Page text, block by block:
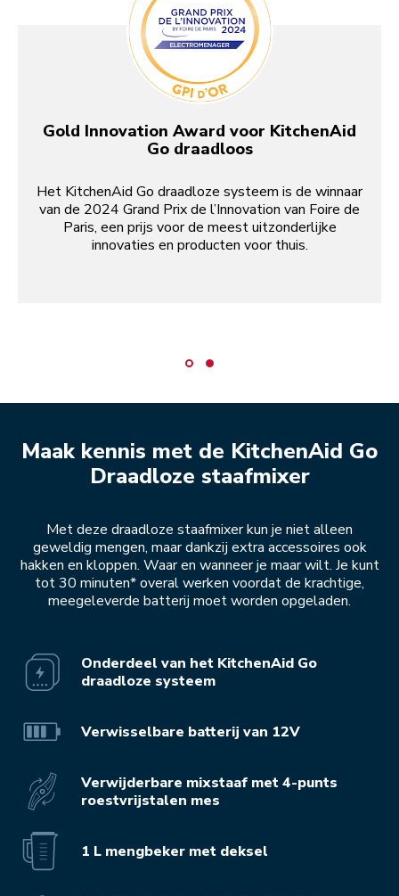
Gold Innovation Award voor KitchenAid
Go draadloos
Het KitchenAid Go draadloze systeem is de winnaar
van de 2024 Grand Prix de l’Innovation van Foire de
Paris, een prijs voor de meest uitzonderlijke
innovaties en producten voor thuis.
Maak kennis met de KitchenAid Go
Draadloze staafmixer
Met deze draadloze staafmixer kun je niet alleen
geweldig mengen, maar dankzij extra accessoires ook
hakken en kloppen. Waar en wanneer je maar wilt. Je kunt
tot 30 minuten* overal werken voordat de krachtige,
meegeleverde batterij moet worden opgeladen.
Onderdeel van het KitchenAid Go
draadloze systeem
Verwisselbare batterij van 12V
Verwijderbare mixstaaf met 4-punts
roestvrijstalen mes
1 L mengbeker met deksel